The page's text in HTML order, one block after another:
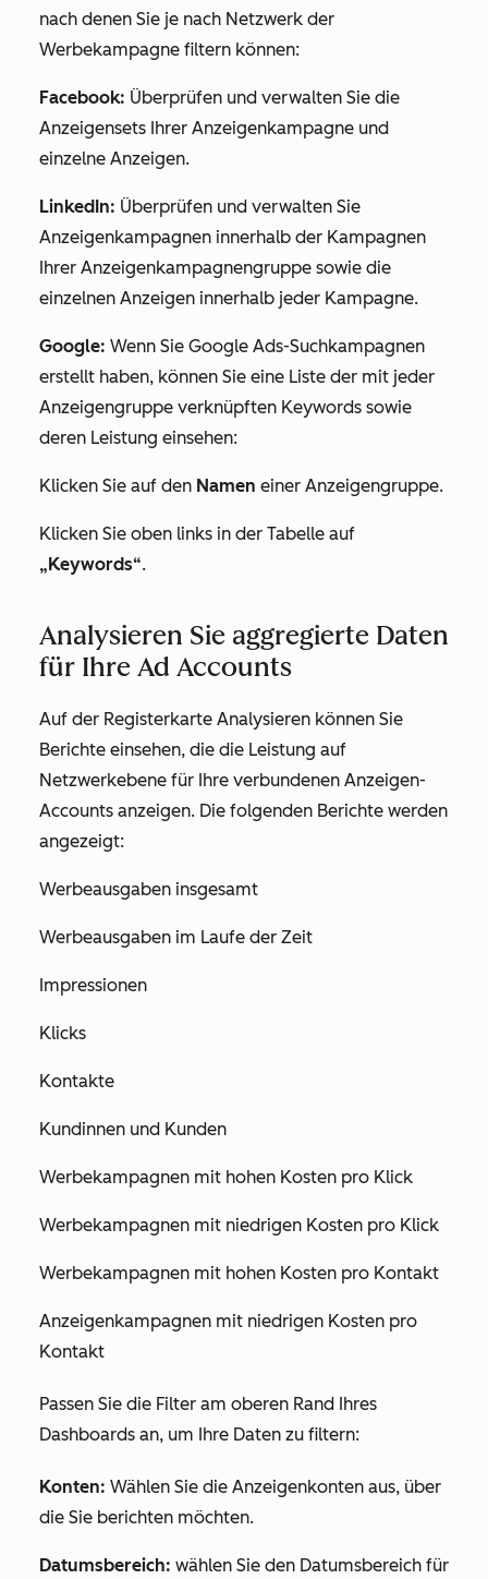
nach denen Sie je nach Netzwerk der
Werbekampagne filtern können:
Facebook: Überprüfen und verwalten Sie die
Anzeigensets Ihrer Anzeigenkampagne und
einzelne Anzeigen.
LinkedIn: Überprüfen und verwalten Sie
Anzeigenkampagnen innerhalb der Kampagnen
Ihrer Anzeigenkampagnengruppe sowie die
einzelnen Anzeigen innerhalb jeder Kampagne.
Google: Wenn Sie Google Ads-Suchkampagnen
erstellt haben, können Sie eine Liste der mit jeder
Anzeigengruppe verknüpften Keywords sowie
deren Leistung einsehen:
Klicken Sie auf den Namen einer Anzeigengruppe.
Klicken Sie oben links in der Tabelle auf
„Keywords“.
Analysieren Sie aggregierte Daten
für Ihre Ad Accounts
Auf der Registerkarte Analysieren können Sie
Berichte einsehen, die die Leistung auf
Netzwerkebene für Ihre verbundenen Anzeigen-
Accounts anzeigen. Die folgenden Berichte werden
angezeigt:
Werbeausgaben insgesamt
Werbeausgaben im Laufe der Zeit
Impressionen
Klicks
Kontakte
Kundinnen und Kunden
Werbekampagnen mit hohen Kosten pro Klick
Werbekampagnen mit niedrigen Kosten pro Klick
Werbekampagnen mit hohen Kosten pro Kontakt
Anzeigenkampagnen mit niedrigen Kosten pro
Kontakt
Passen Sie die Filter am oberen Rand Ihres
Dashboards an, um Ihre Daten zu filtern:
Konten: Wählen Sie die Anzeigenkonten aus, über
die Sie berichten möchten.
Datumsbereich: wählen Sie den Datumsbereich für